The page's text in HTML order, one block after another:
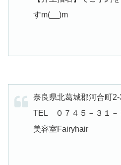
すm(__)m
奈良県北葛城郡河合町
TEL ０７４５－３１－
美容室Fairyhair